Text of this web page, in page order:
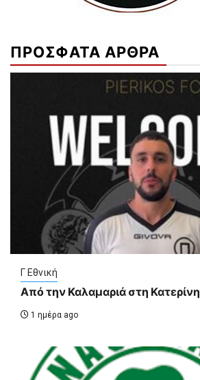
ΠΡΟΣΦΑΤΑ ΑΡΘΡΑ
Γ Εθνική
Από την Καλαμαριά στη Κατερίνη
1 ημέρα ago